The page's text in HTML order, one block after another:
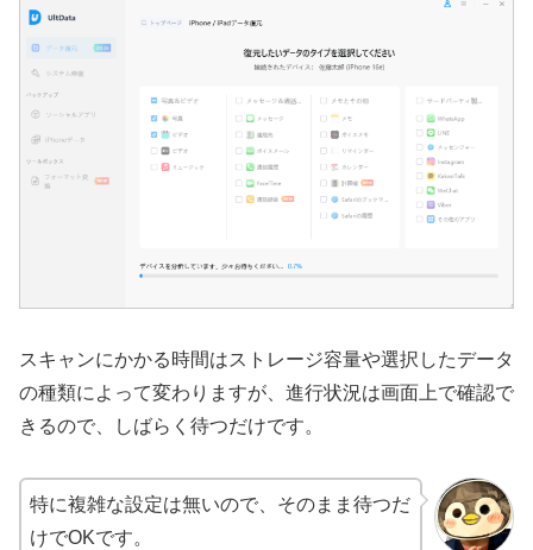
スキャンにかかる時間はストレージ容量や選択したデータ
の種類によって変わりますが、進行状況は画面上で確認で
きるので、しばらく待つだけです。
特に複雑な設定は無いので、そのまま待つだ
けでOKです。